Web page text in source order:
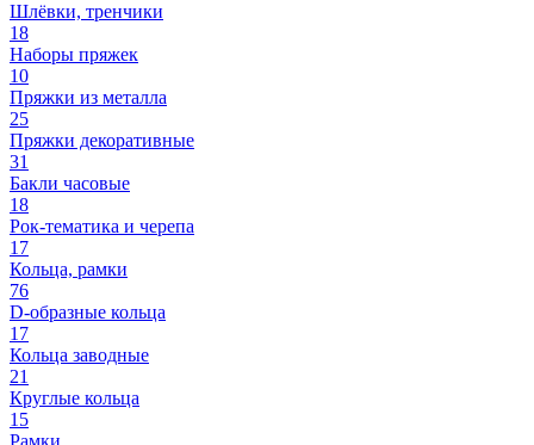
Шлёвки, тренчики
18
Наборы пряжек
10
Пряжки из металла
25
Пряжки декоративные
31
Бакли часовые
18
Рок-тематика и черепа
17
Кольца, рамки
76
D-образные кольца
17
Кольца заводные
21
Круглые кольца
15
Рамки